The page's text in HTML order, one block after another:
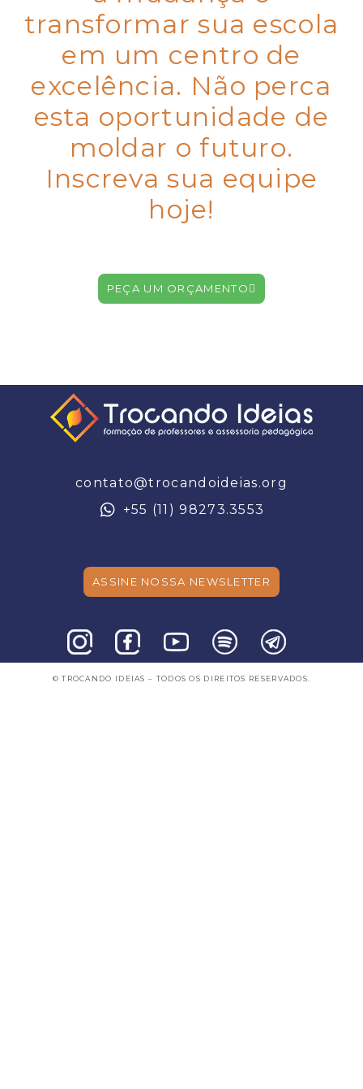
transformar sua escola
em um centro de
excelência. Não perca
esta oportunidade de
moldar o futuro.
Inscreva sua equipe
hoje!
PEÇA UM ORÇAMENTO
contato@trocandoideias.org
+55 (11) 98273.3553
ASSINE NOSSA NEWSLETTER
© TROCANDO IDEIAS – TODOS OS DIREITOS RESERVADOS.